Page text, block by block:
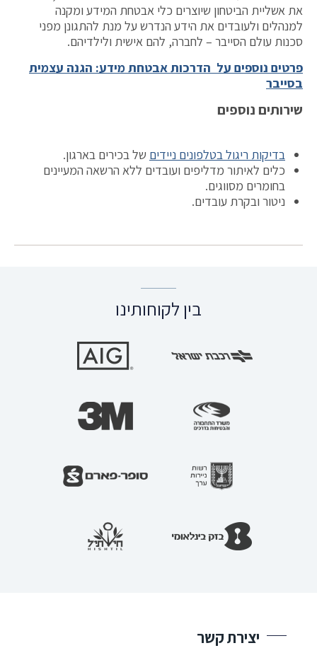
את אשליית הביטחון שיוצרים כלי אבטחת המידע ומקנה
למנהלים ולעובדים את הידע הנדרש על מנת להתגונן מפני
סכנות עולם הסייבר – לחברה, להם אישית ולילדיהם.
פרטים נוספים על הדרכות אבטחת מידע: הגנה עצמית
בסייבר
שירותים נוספים
בדיקות ריגול בטלפונים ניידים של בכירים בארגון.
כלים לאיתור מדליפים ועובדים ללא הרשאה המעיינים
בחומרים מסווגים.
ניטור ובקרת עובדים.
בין לקוחותינו
יצירת קשר